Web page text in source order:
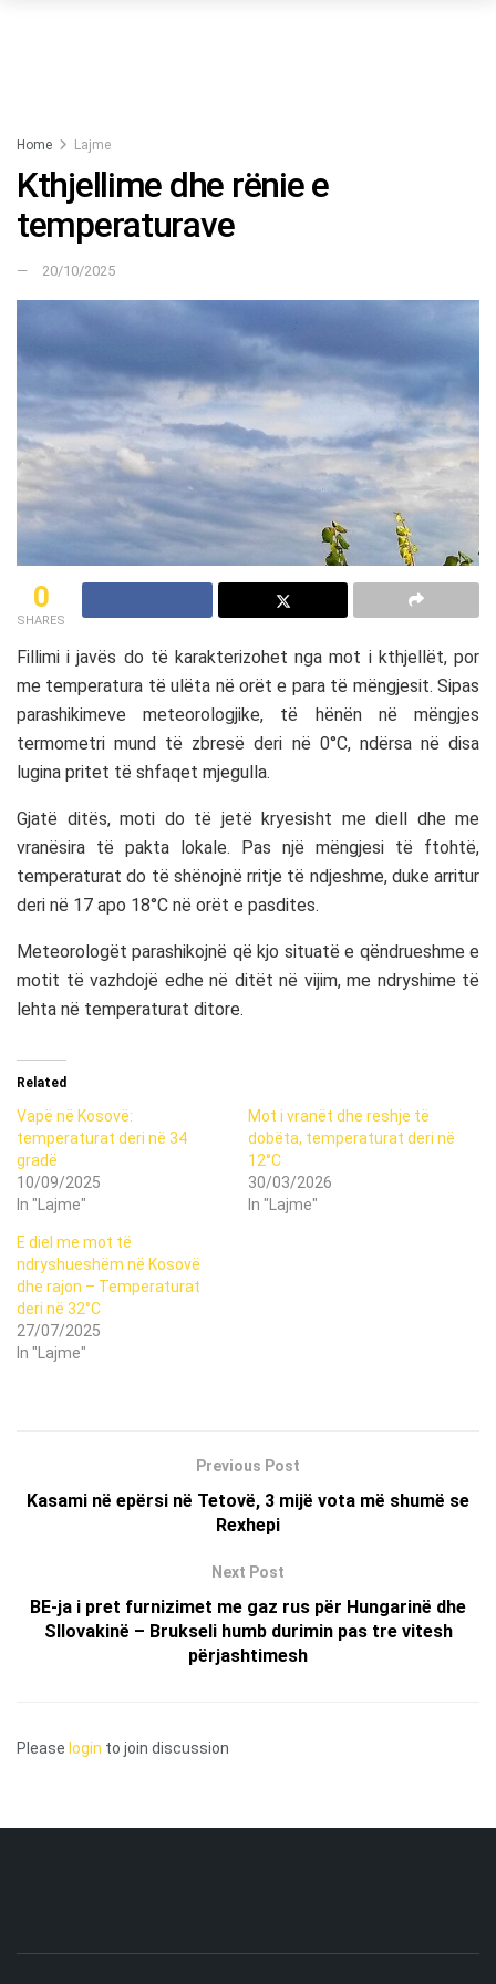
Home Lajme
Kthjellime dhe rënie e
temperaturave
20/10/2025
0
SHARES
Fillimi i javës do të karakterizohet nga mot i kthjellët, por
me temperatura të ulëta në orët e para të mëngjesit. Sipas
parashikimeve meteorologjike, të hënën në mëngjes
termometri mund të zbresë deri në 0°C, ndërsa në disa
lugina pritet të shfaqet mjegulla.
Gjatë ditës, moti do të jetë kryesisht me diell dhe me
vranësira të pakta lokale. Pas një mëngjesi të ftohtë,
temperaturat do të shënojnë rritje të ndjeshme, duke arritur
deri në 17 apo 18°C në orët e pasdites.
Meteorologët parashikojnë që kjo situatë e qëndrueshme e
motit të vazhdojë edhe në ditët në vijim, me ndryshime të
lehta në temperaturat ditore.
Related
Vapë në Kosovë:
temperaturat deri në 34
gradë
10/09/2025
In "Lajme"
Mot i vranët dhe reshje të
dobëta, temperaturat deri në
12°C
30/03/2026
In "Lajme"
E diel me mot të
ndryshueshëm në Kosovë
dhe rajon – Temperaturat
deri në 32°C
27/07/2025
In "Lajme"
Previous Post
Kasami në epërsi në Tetovë, 3 mijë vota më shumë se
Rexhepi
Next Post
BE-ja i pret furnizimet me gaz rus për Hungarinë dhe
Sllovakinë – Brukseli humb durimin pas tre vitesh
përjashtimesh
Please login to join discussion